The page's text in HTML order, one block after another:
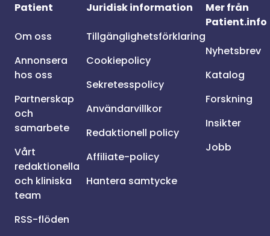
Patient
Om oss
Annonsera
hos oss
Partnerskap
och
samarbete
Vårt
redaktionella
och kliniska
team
RSS-flöden
Juridisk information
Tillgänglighetsförklaring
Cookiepolicy
Sekretesspolicy
Användarvillkor
Redaktionell policy
Affiliate-policy
Hantera samtycke
Mer från
Patient.info
Nyhetsbrev
Katalog
Forskning
Insikter
Jobb